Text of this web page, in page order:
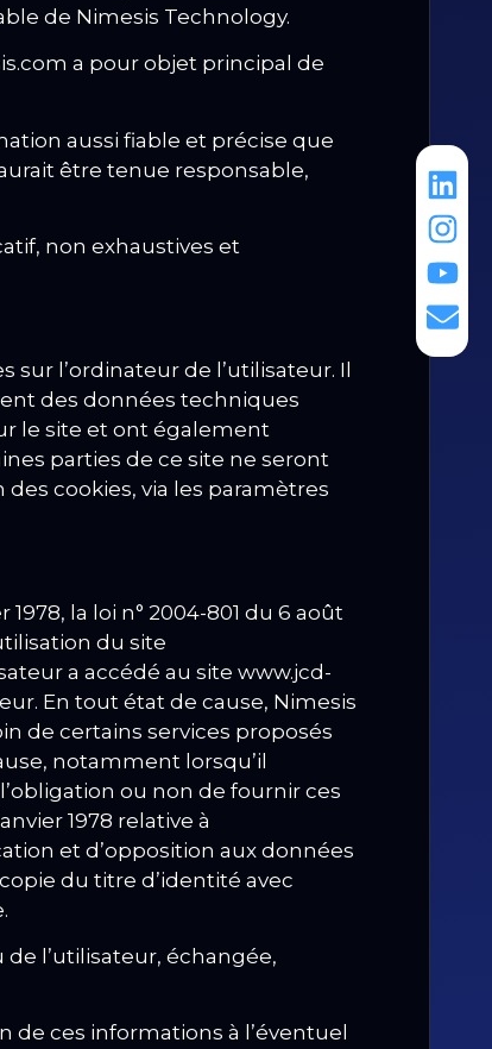
de Nimesis Technology.
a pour objet principal de
aussi fiable et précise que
être tenue responsable,
non exhaustives et
sur l’ordinateur de l’utilisateur. Il
des données techniques
le site et ont également
parties de ce site ne seront
cookies, via les paramètres
la loi n° 2004-801 du 6 août
du site
a accédé au site www.jcd-
En tout état de cause, Nimesis
de certains services proposés
notamment lorsqu’il
ou non de fournir ces
1978 relative à
et d’opposition aux données
du titre d’identité avec
l’utilisateur, échangée,
ces informations à l’éventuel